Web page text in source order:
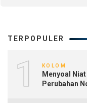
TERPOPULER
1 KOLOM
Menyoal
Perubahan